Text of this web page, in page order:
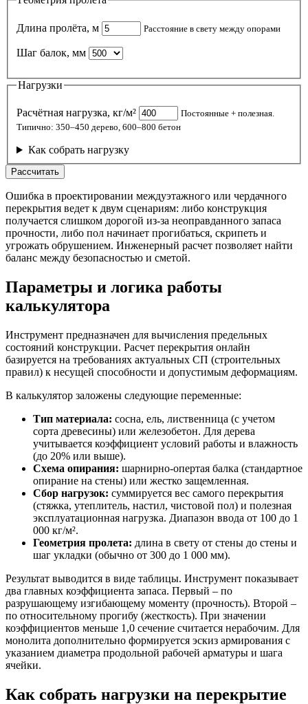
Длина пролёта, м Расстояние в свету между опорами
Шаг балок, мм
Нагрузки
Расчётная нагрузка, кг/м²
Постоянные + полезная.
Типично: 350–450 дерево, 600–800 бетон
Как собрать нагрузку
Рассчитать
Ошибка в проектировании междуэтажного или чердачного
перекрытия ведет к двум сценариям: либо конструкция
получается слишком дорогой из-за неоправданного запаса
прочности, либо пол начинает прогибаться, скрипеть и
угрожать обрушением. Инженерный расчет позволяет найти
баланс между безопасностью и сметой.
Параметры и логика работы
калькулятора
Инструмент предназначен для вычисления предельных
состояний конструкции. Расчет перекрытия онлайн
базируется на требованиях актуальных СП (строительных
правил) к несущей способности и допустимым деформациям.
В калькулятор заложены следующие переменные:
Тип материала: сосна, ель, лиственница (с учетом
сорта древесины) или железобетон. Для дерева
учитывается коэффициент условий работы и влажность
(до 20% или выше).
Схема опирания: шарнирно-опертая балка (стандартное
опирание на стены) или жестко защемленная.
Сбор нагрузок: суммируется вес самого перекрытия
(стяжка, утеплитель, настил, чистовой пол) и полезная
эксплуатационная нагрузка. Диапазон ввода от 100 до 1
000 кг/м².
Геометрия пролета: длина в свету от стены до стены и
шаг укладки (обычно от 300 до 1 000 мм).
Результат выводится в виде таблицы. Инструмент показывает
два главных коэффициента запаса. Первый – по
разрушающему изгибающему моменту (прочность). Второй –
по относительному прогибу (жесткость). При значении
коэффициентов меньше 1,0 сечение считается нерабочим. Для
монолита дополнительно формируется эскиз армирования с
указанием диаметра продольной рабочей арматуры и шага
ячейки.
Как собрать нагрузки на перекрытие